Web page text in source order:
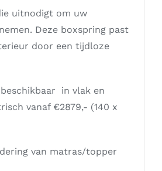
uitnodigt om uw
Deze boxspring past
door een tijdloze
in vlak en
vanaf €2879,- (140 x
van matras/topper